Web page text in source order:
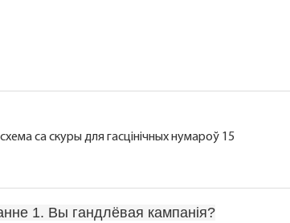
1. Вы гандлёвая кампанія?